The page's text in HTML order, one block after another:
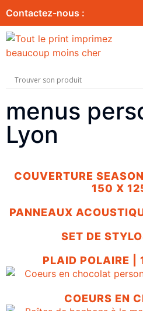
Contactez-nous :
menus
Lyon
COUVERTURE
150 X
PANNEAUX
SET DE
PLAID POLAIRE
COEURS EN